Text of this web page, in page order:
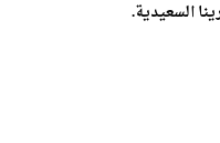
السعيدية.